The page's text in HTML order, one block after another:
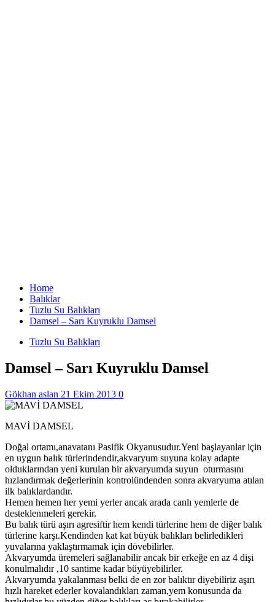
Home
Balıklar
Tuzlu Su Balıkları
Damsel – Sarı Kuyruklu Damsel
Tuzlu Su Balıkları
Damsel – Sarı Kuyruklu Damsel
Gökhan aslan 21 Ekim 2013 0
MAVİ DAMSEL
Doğal ortamı,anavatanı Pasifik Okyanusudur.Yeni başlayanlar için
en uygun balık türlerindendir,akvaryum suyuna kolay adapte
olduklarından yeni kurulan bir akvaryumda suyun oturmasını
hızlandırmak değerlerinin kontrolündenden sonra akvaryuma atılan
ilk balıklardandır.
Hemen hemen her yemi yerler ancak arada canlı yemlerle de
desteklenmeleri gerekir.
Bu balık türü aşırı agresiftir hem kendi türlerine hem de diğer balık
türlerine karşı.Kendinden kat kat büyük balıkları belirledikleri
yuvalarına yaklaştırmamak için dövebilirler.
Akvaryumda üremeleri sağlanabilir ancak bir erkeğe en az 4 dişi
konulmalıdır ,10 santime kadar büyüyebilirler.
Akvaryumda yakalanması belki de en zor balıktır diyebiliriz aşırı
hızlı hareket ederler kovalandıkları zaman,yem konusunda da